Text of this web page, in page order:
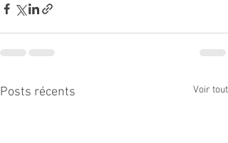
Posts récents Voir tout